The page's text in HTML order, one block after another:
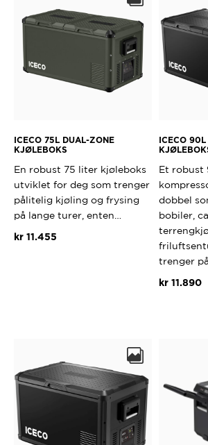
Alternativene
kan
velges
på
produktsiden
ICECO 75L DUAL-ZONE
KJØLEBOKS
En robust 75 liter kjøleboks
utviklet for deg som trenger
pålitelig kjøling og frysing
på lange turer, enten…
kr11.455
produktet
kan
velges
på
produktsiden
ICECO
Et robust
dobbel
bobiler,
trenger
kr 11.890